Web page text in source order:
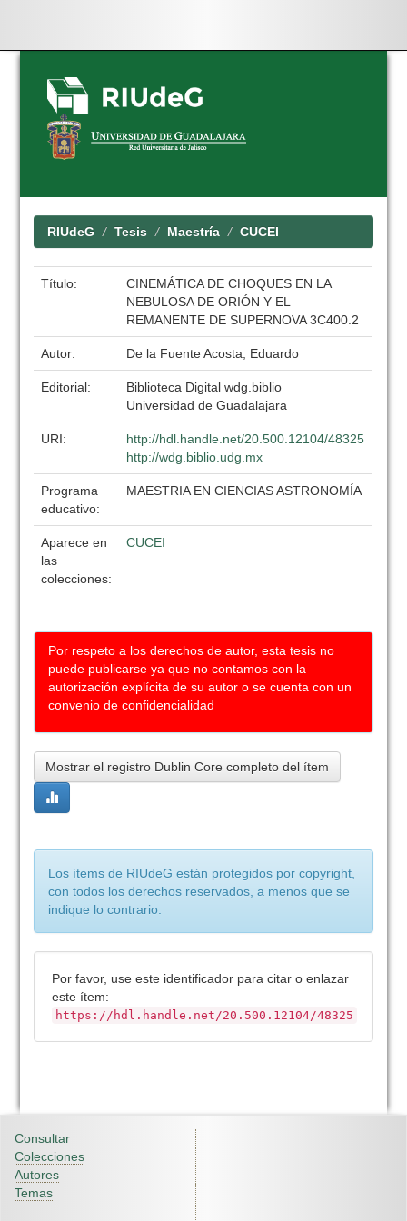
Skip
navigation
RIUdeG Tesis Maestría CUCEI
Título:
CINEMÁTICA DE CHOQUES EN LA
NEBULOSA DE ORIÓN Y EL
REMANENTE DE SUPERNOVA 3C400.2
Autor: De la Fuente Acosta, Eduardo
Editorial:
Biblioteca Digital wdg.biblio
Universidad de Guadalajara
URI:
http://hdl.handle.net/20.500.12104/48325
http://wdg.biblio.udg.mx
Programa
educativo:
MAESTRIA EN CIENCIAS ASTRONOMÍA
Aparece en
las
colecciones:
CUCEI
Por respeto a los derechos de autor, esta tesis no
puede publicarse ya que no contamos con la
autorización explícita de su autor o se cuenta con un
convenio de confidencialidad
Mostrar el registro Dublin Core completo del ítem
Los ítems de RIUdeG están protegidos por copyright,
con todos los derechos reservados, a menos que se
indique lo contrario.
Por favor, use este identificador para citar o enlazar
este ítem:
https://hdl.handle.net/20.500.12104/48325
Consultar
Colecciones
Autores
Temas